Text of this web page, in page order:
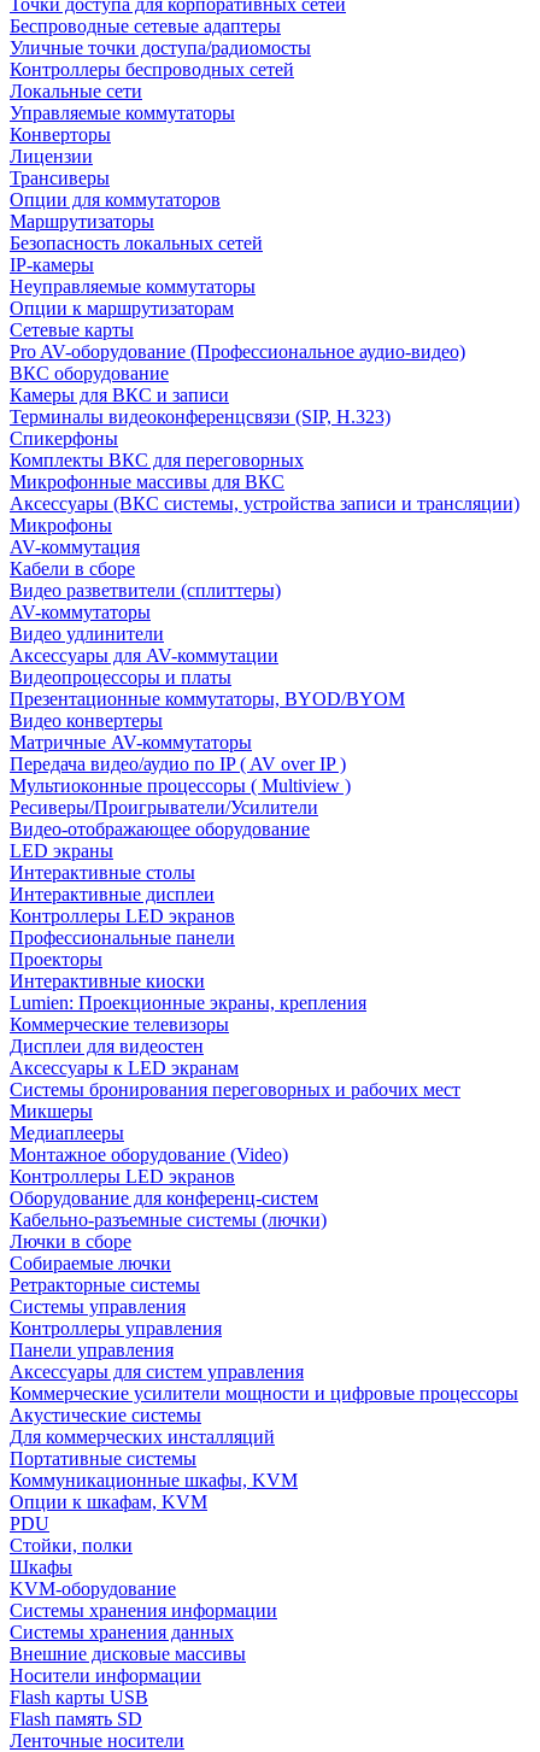
Точки доступа для корпоративных сетей
Беспроводные сетевые адаптеры
Уличные точки доступа/радиомосты
Контроллеры беспроводных сетей
Локальные сети
Управляемые коммутаторы
Конверторы
Лицензии
Трансиверы
Опции для коммутаторов
Маршрутизаторы
Безопасность локальных сетей
IP-камеры
Неуправляемые коммутаторы
Опции к маршрутизаторам
Сетевые карты
Pro AV-оборудование (Профессиональное аудио-видео)
ВКС оборудование
Камеры для ВКС и записи
Терминалы видеоконференцсвязи (SIP, H.323)
Спикерфоны
Комплекты ВКС для переговорных
Микрофонные массивы для ВКС
Аксессуары (ВКС системы, устройства записи и трансляции)
Микрофоны
AV-коммутация
Кабели в сборе
Видео разветвители (сплиттеры)
AV-коммутаторы
Видео удлинители
Аксессуары для AV-коммутации
Видеопроцессоры и платы
Презентационные коммутаторы, BYOD/BYOM
Видео конвертеры
Матричные AV-коммутаторы
Передача видео/аудио по IP ( AV over IP )
Мультиоконные процессоры ( Multiview )
Ресиверы/Проигрыватели/Усилители
Видео-отображающее оборудование
LED экраны
Интерактивные столы
Интерактивные дисплеи
Контроллеры LED экранов
Профессиональные панели
Проекторы
Интерактивные киоски
Lumien: Проекционные экраны, крепления
Коммерческие телевизоры
Дисплеи для видеостен
Аксессуары к LED экранам
Системы бронирования переговорных и рабочих мест
Микшеры
Медиаплееры
Монтажное оборудование (Video)
Контроллеры LED экранов
Оборудование для конференц-систем
Кабельно-разъемные системы (лючки)
Лючки в сборе
Собираемые лючки
Ретракторные системы
Системы управления
Контроллеры управления
Панели управления
Аксессуары для систем управления
Коммерческие усилители мощности и цифровые процессоры
Акустические системы
Для коммерческих инсталляций
Портативные системы
Коммуникационные шкафы, KVM
Опции к шкафам, KVM
PDU
Стойки, полки
Шкафы
KVM-оборудование
Системы хранения информации
Системы хранения данных
Внешние дисковые массивы
Носители информации
Flash карты USB
Flash память SD
Ленточные носители